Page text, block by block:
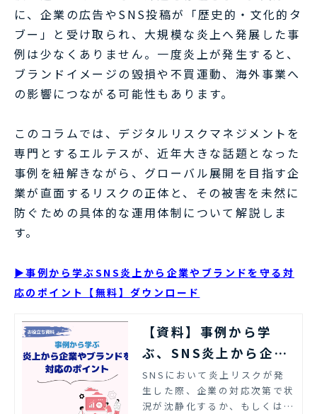
に、企業の広告やSNS投稿が「歴史的・文化的タ
ブー」と受け取られ、大規模な炎上へ発展した事
例は少なくありません。一度炎上が発生すると、
ブランドイメージの毀損や不買運動、海外事業へ
の影響につながる可能性もあります。
このコラムでは、デジタルリスクマネジメントを
専門とするエルテスが、近年大きな話題となった
事例を紐解きながら、グローバル展開を目指す企
業が直面するリスクの正体と、その被害を未然に
防ぐための具体的な運用体制について解説しま
す。
▶事例から学ぶSNS炎上から企業やブランドを守る対
応のポイント【無料】ダウンロード
【資料】事例から学
ぶ、SNS炎上から企業
やブランドを守る対応
のポイント｜エルテス
SNSにおいて炎上リスクが発
生した際、企業の対応次第で状
況が沈静化するか、もしくは炎